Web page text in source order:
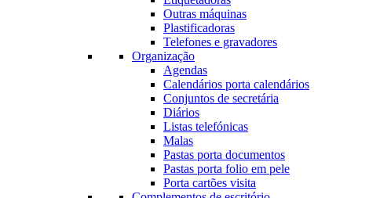
Outras máquinas
Plastificadoras
Telefones e gravadores
Organização
Agendas
Calendários porta calendários
Conjuntos de secretária
Diários
Listas telefónicas
Malas
Pastas porta documentos
Pastas porta folio em pele
Porta cartões visita